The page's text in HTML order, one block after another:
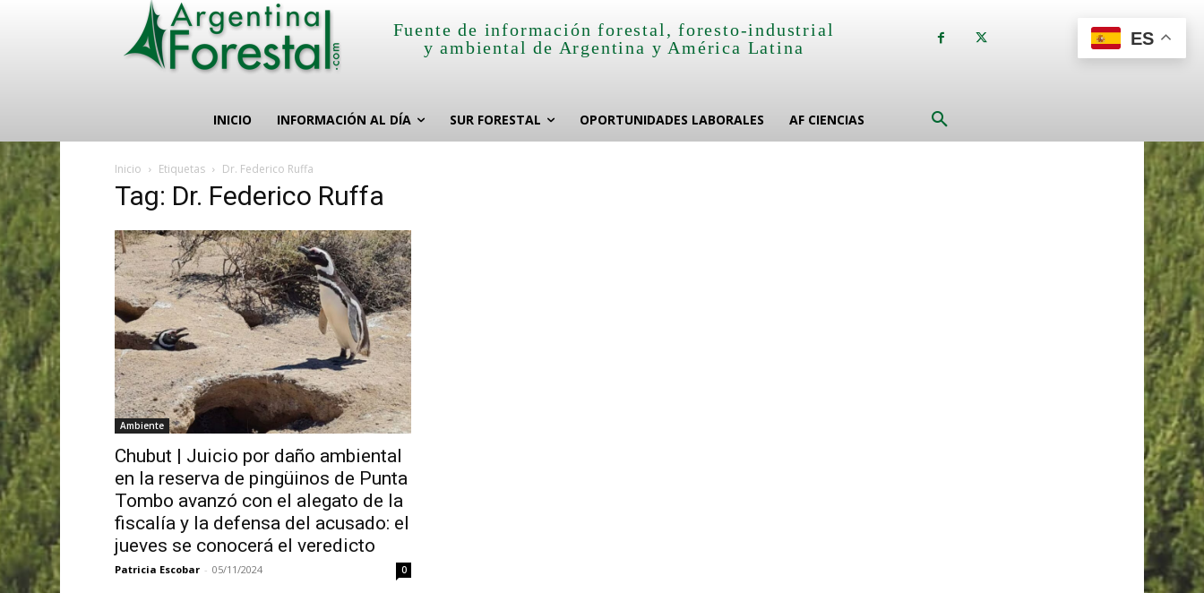
Fuente de información forestal, foresto-industrial
y ambiental de Argentina y América Latina
INICIO INFORMACIÓN AL DÍA SUR FORESTAL OPORTUNIDADES LABORALES AF CIENCIAS
Inicio Etiquetas Dr. Federico Ruffa
Tag: Dr. Federico Ruffa
Ambiente
Chubut | Juicio por daño ambiental
en la reserva de pingüinos de Punta
Tombo avanzó con el alegato de la
fiscalía y la defensa del acusado: el
jueves se conocerá el veredicto
Patricia Escobar - 05/11/2024 0
ES